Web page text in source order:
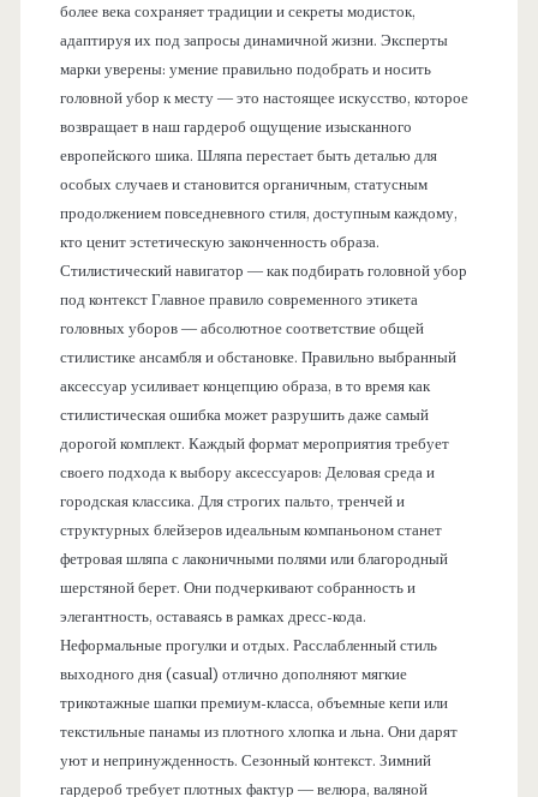
более века сохраняет традиции и секреты модисток,
адаптируя их под запросы динамичной жизни. Эксперты
марки уверены: умение правильно подобрать и носить
головной убор к месту — это настоящее искусство, которое
возвращает в наш гардероб ощущение изысканного
европейского шика. Шляпа перестает быть деталью для
особых случаев и становится органичным, статусным
продолжением повседневного стиля, доступным каждому,
кто ценит эстетическую законченность образа.
Стилистический навигатор — как подбирать головной убор
под контекст Главное правило современного этикета
головных уборов — абсолютное соответствие общей
стилистике ансамбля и обстановке. Правильно выбранный
аксессуар усиливает концепцию образа, в то время как
стилистическая ошибка может разрушить даже самый
дорогой комплект. Каждый формат мероприятия требует
своего подхода к выбору аксессуаров: Деловая среда и
городская классика. Для строгих пальто, тренчей и
структурных блейзеров идеальным компаньоном станет
фетровая шляпа с лаконичными полями или благородный
шерстяной берет. Они подчеркивают собранность и
элегантность, оставаясь в рамках дресс-кода.
Неформальные прогулки и отдых. Расслабленный стиль
выходного дня (casual) отлично дополняют мягкие
трикотажные шапки премиум-класса, объемные кепи или
текстильные панамы из плотного хлопка и льна. Они дарят
уют и непринужденность. Сезонный контекст. Зимний
гардероб требует плотных фактур — велюра, валяной